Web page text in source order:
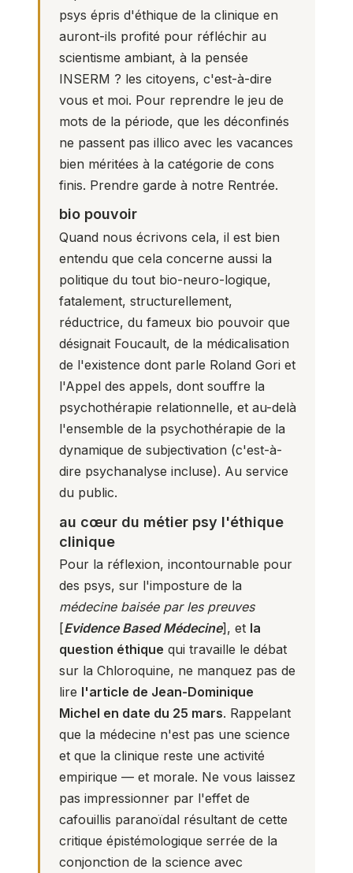
psys épris d'éthique de la clinique en
auront-ils profité pour réfléchir au
scientisme ambiant, à la pensée
INSERM ? les citoyens, c'est-à-dire
vous et moi. Pour reprendre le jeu de
mots de la période, que les déconfinés
ne passent pas illico avec les vacances
bien méritées à la catégorie de cons
finis. Prendre garde à notre Rentrée.
bio pouvoir
Quand nous écrivons cela, il est bien
entendu que cela concerne aussi la
politique du tout bio-neuro-logique,
fatalement, structurellement,
réductrice, du fameux bio pouvoir que
désignait Foucault, de la médicalisation
de l'existence dont parle Roland Gori et
l'Appel des appels, dont souffre la
psychothérapie relationnelle, et au-delà
l'ensemble de la psychothérapie de la
dynamique de subjectivation (c'est-à-
dire psychanalyse incluse). Au service
du public.
au cœur du métier psy l'éthique
clinique
Pour la réflexion, incontournable pour
des psys, sur l'imposture de la
médecine baisée par les preuves
[Evidence Based Médecine], et la
question éthique qui travaille le débat
sur la Chloroquine, ne manquez pas de
lire l'article de Jean-Dominique
Michel en date du 25 mars. Rappelant
que la médecine n'est pas une science
et que la clinique reste une activité
empirique — et morale. Ne vous laissez
pas impressionner par l'effet de
cafouillis paranoïdal résultant de cette
critique épistémologique serrée de la
conjonction de la science avec